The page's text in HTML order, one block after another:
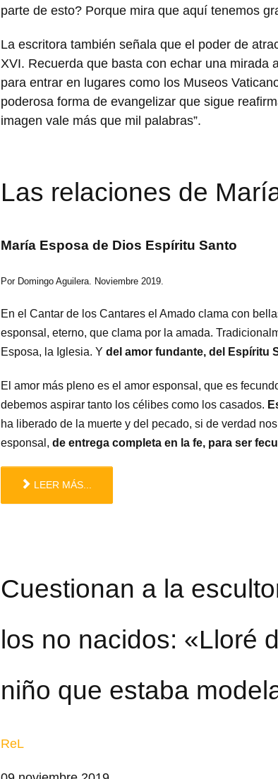
parte de esto? Porque mira que aquí tenemos
La escritora también señala que el poder de
XVI. Recuerda que basta con echar una mirada
para entrar en lugares como los Museos
poderosa forma de evangelizar que sigue
imagen vale más que mil palabras”.
Las relaciones de
María Esposa de Dios Espíritu Santo
Por Domingo Aguilera. Noviembre 2019.
En el Cantar de los Cantares el Amado clama con
esponsal, eterno, que clama por la amada.
Esposa, la Iglesia. Y del amor fundante, del Espíritu
El amor más pleno es el amor esponsal, que es
debemos aspirar tanto los célibes como los casados.
ha liberado de la muerte y del pecado, si de verdad
esponsal, de entrega completa en la fe, para ser
LEER MÁS...
Cuestionan a la
los no nacidos: «Lloré
niño que estaba
ReL